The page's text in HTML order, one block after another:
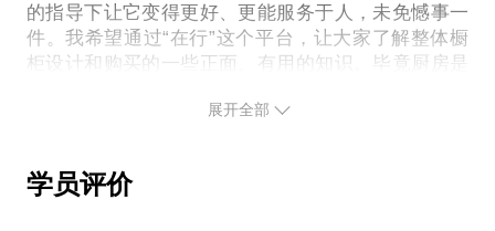
到远低于市场价的优质大牌电器，省下远远高于约见
的指导下让它变得更好、更能服务于人，未免憾事一
件。我希望通过“在行”这个平台，让大家了解整体橱
柜设计和购买的一些正面、有用的知识。毕竟厨房是
展开全部
学员评价